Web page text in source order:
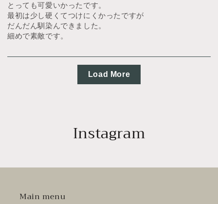
とっても可愛いかったです。
最初は少し硬くてつけにくかったですが
だんだん馴染んできました。
細めで素敵です。
Load More
Instagram
Main menu